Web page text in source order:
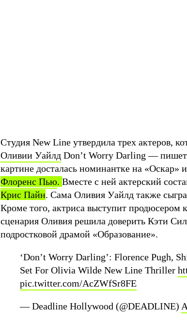
Студия New Line утвердила трех актеров,
Оливии Уайлд Don’t Worry Darling — пишет
картине досталась номинантке на «Оскар»
Флоренс Пью. Вместе с ней актерский
Крис Пайн. Сама Оливия Уайлд также
Кроме того, актриса выступит продюсером
сценария Оливия решила доверить Кэти
подростковой драмой «Образование».
‘Don’t Worry Darling’: Florence Pugh,
Set For Olivia Wilde New Line Thriller
pic.twitter.com/AcZWfSr8FE
— Deadline Hollywood (@DEADLINE)